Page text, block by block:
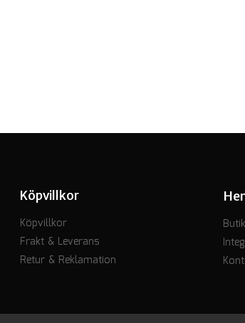
Köpvillkor
Köpvillkor
Frakt & Leverans
Retur & Reklamation
Butik